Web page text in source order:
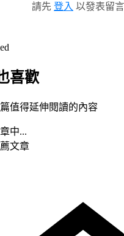
請先 登入 以發表留言
喜歡
值得延伸閱讀的內容
中...
文章